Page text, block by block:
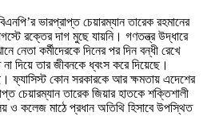
ভারপ্রাপ্ত চেয়ারম্যান তারেক রহমানের
রক্তের দাগ মুছে যায়নি। গণতন্ত্র উদ্ধারে
কর্মীদেরকে দিনের পর দিন বন্ধী রেখে
দিয়ে তার জীবনকে ধ্বংস করে দিয়েছে।
ফ্যাসিস্ট কোন সরকারকে আর ক্ষমতায় এদেশের
চেয়ারম্যান তারেক জিয়ার হাতকে শক্তিশালী
ও কলেজ মাঠে প্রধান অতিথি হিসাবে উপস্থিত